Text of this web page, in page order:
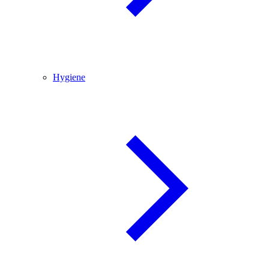
Hygiene